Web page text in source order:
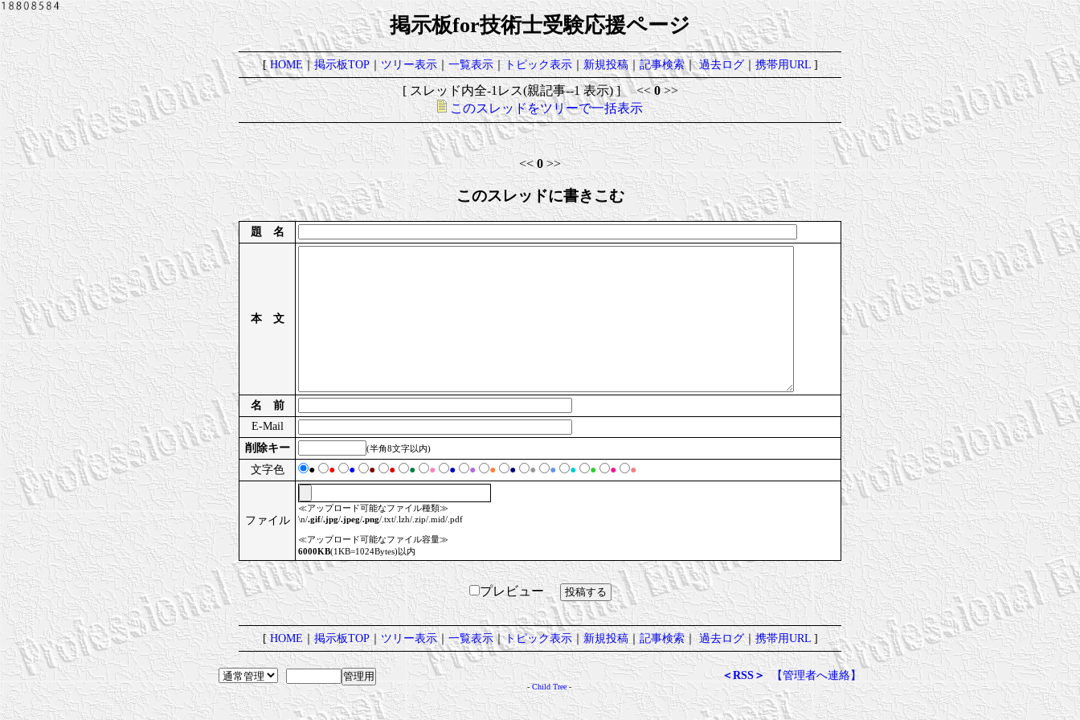
掲示板for技術士受験応援ページ
[HOME｜掲示板TOP｜ツリー表示｜一覧表示｜トピック表示｜新規投稿｜記事検索｜過去ログ｜携帯用URL]
[ スレッド内全-1レス(親記事--1 表示) ] <<0>>
このスレッドをツリーで一括表示
<<0>>
このスレッドに書きこむ
題 名
本 文
名 前
E-Mail
削除キー
(半角8文字以内)
文字色 ● ● ● ● ● ● ● ● ● ● ● ● ● ● ● ● ●
ファイル
≪アップロード可能なファイル種類≫
\n/.gif/.jpg/.jpeg/.png/.txt/.lzh/.zip/.mid/.pdf
≪アップロード可能なファイル容量≫
6000KB(1KB=1024Bytes)以内
プレビュー
[HOME｜掲示板TOP｜ツリー表示｜一覧表示｜トピック表示｜新規投稿｜記事検索｜過去ログ｜携帯用URL]
＜RSS＞ 【管理者へ連絡】
-Child Tree-